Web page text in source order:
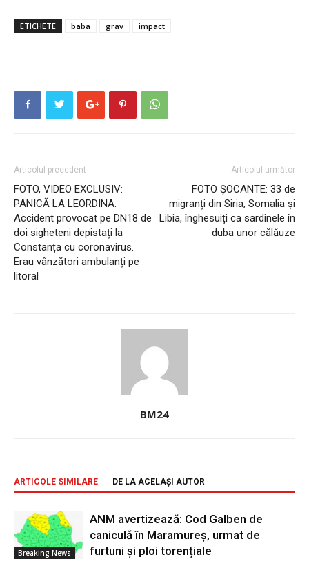
ETICHETE baba grav impact
Articolul precedent
FOTO, VIDEO EXCLUSIV:
PANICĂ LA LEORDINA.
Accident provocat pe DN18 de
doi sigheteni depistați la
Constanța cu coronavirus.
Erau vânzători ambulanți pe
litoral
Articolul următor
FOTO ȘOCANTE: 33 de
migranți din Siria, Somalia și
Libia, înghesuiți ca sardinele în
duba unor călăuze
BM24
ARTICOLE SIMILARE DE LA ACELAȘI AUTOR
Breaking News
ANM avertizează: Cod Galben de
caniculă în Maramureș, urmat de
furtuni și ploi torențiale